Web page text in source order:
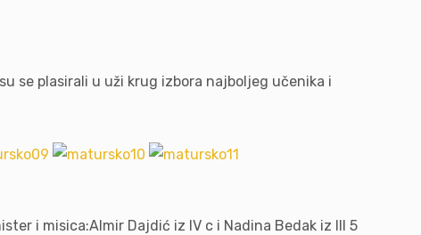
se plasirali u uži krug izbora najboljeg učenika i
i misica:Almir Dajdić iz IV c i Nadina Bedak iz III 5